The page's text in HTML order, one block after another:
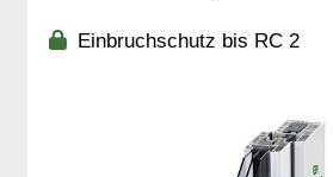
Einbruchschutz bis RC 2